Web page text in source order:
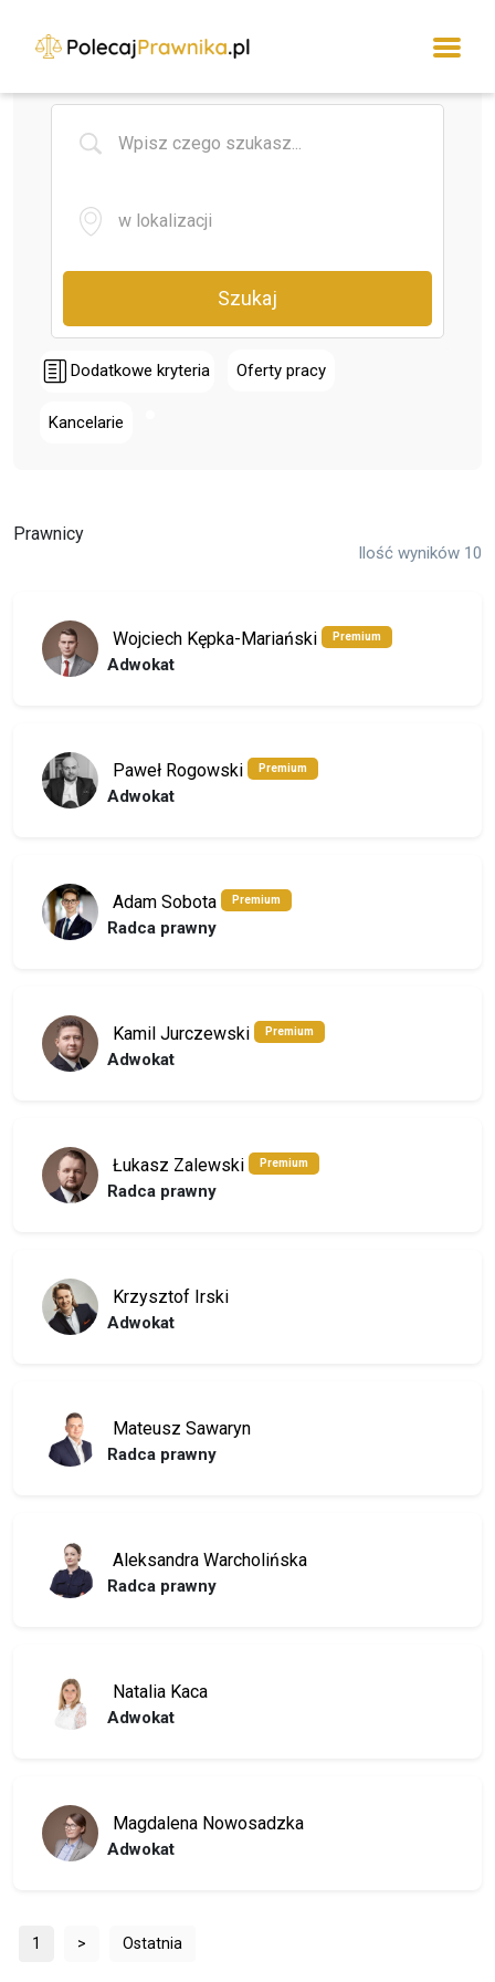
Szukaj
Dodatkowe kryteria Oferty pracy
Kancelarie
Prawnicy
Ilość wyników 10
Wojciech Kępka-Mariański Premium
Adwokat
Paweł Rogowski Premium
Adwokat
Adam Sobota Premium
Radca prawny
Kamil Jurczewski Premium
Adwokat
Łukasz Zalewski Premium
Radca prawny
Krzysztof Irski
Adwokat
Mateusz Sawaryn
Radca prawny
Aleksandra Warcholińska
Radca prawny
Natalia Kaca
Adwokat
Magdalena Nowosadzka
Adwokat
1 > Ostatnia